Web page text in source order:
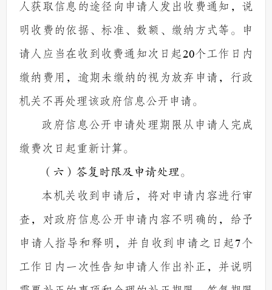
人获取信息的途径向申请人发出收费通知，说
明收费的依据、标准、数额、缴纳方式等。申
请人应当在收到收费通知次日起20个工作日内
缴纳费用，逾期未缴纳的视为放弃申请，行政
机关不再处理该政府信息公开申请。
政府信息公开申请处理期限从申请人完成
缴费次日起重新计算。
（六）答复时限及申请处理。
本机关收到申请后，将对申请内容进行审
查，对政府信息公开申请内容不明确的，给予
申请人指导和释明，并自收到申请之日起7个
工作日内一次性告知申请人作出补正，并说明